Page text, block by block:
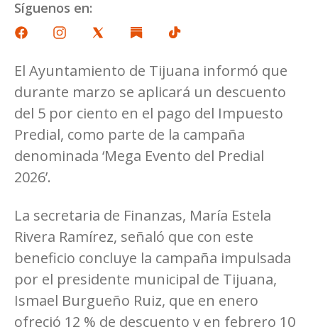
Síguenos en:
El Ayuntamiento de Tijuana informó que
durante marzo se aplicará un descuento
del 5 por ciento en el pago del Impuesto
Predial, como parte de la campaña
denominada ‘Mega Evento del Predial
2026’.
La secretaria de Finanzas, María Estela
Rivera Ramírez, señaló que con este
beneficio concluye la campaña impulsada
por el presidente municipal de Tijuana,
Ismael Burgueño Ruiz, que en enero
ofreció 12 % de descuento y en febrero 10